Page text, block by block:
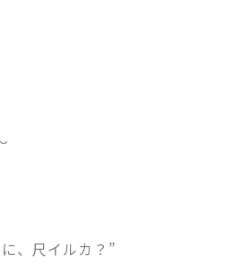
、尺イルカ？”